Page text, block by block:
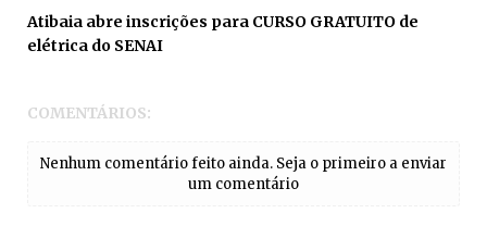
Atibaia abre inscrições para CURSO GRATUITO de
elétrica do SENAI
COMENTÁRIOS:
Nenhum comentário feito ainda. Seja o primeiro a enviar
um comentário